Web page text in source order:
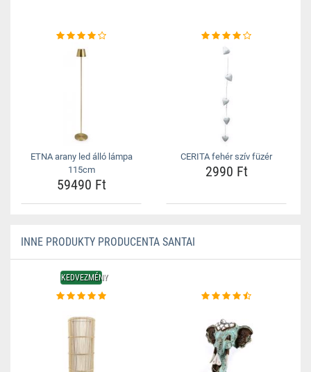
ETNA arany led álló lámpa
115cm
59490 Ft
CERITA fehér szív füzér
2990 Ft
INNE PRODUKTY PRODUCENTA SANTAI
KEDVEZMÉNY